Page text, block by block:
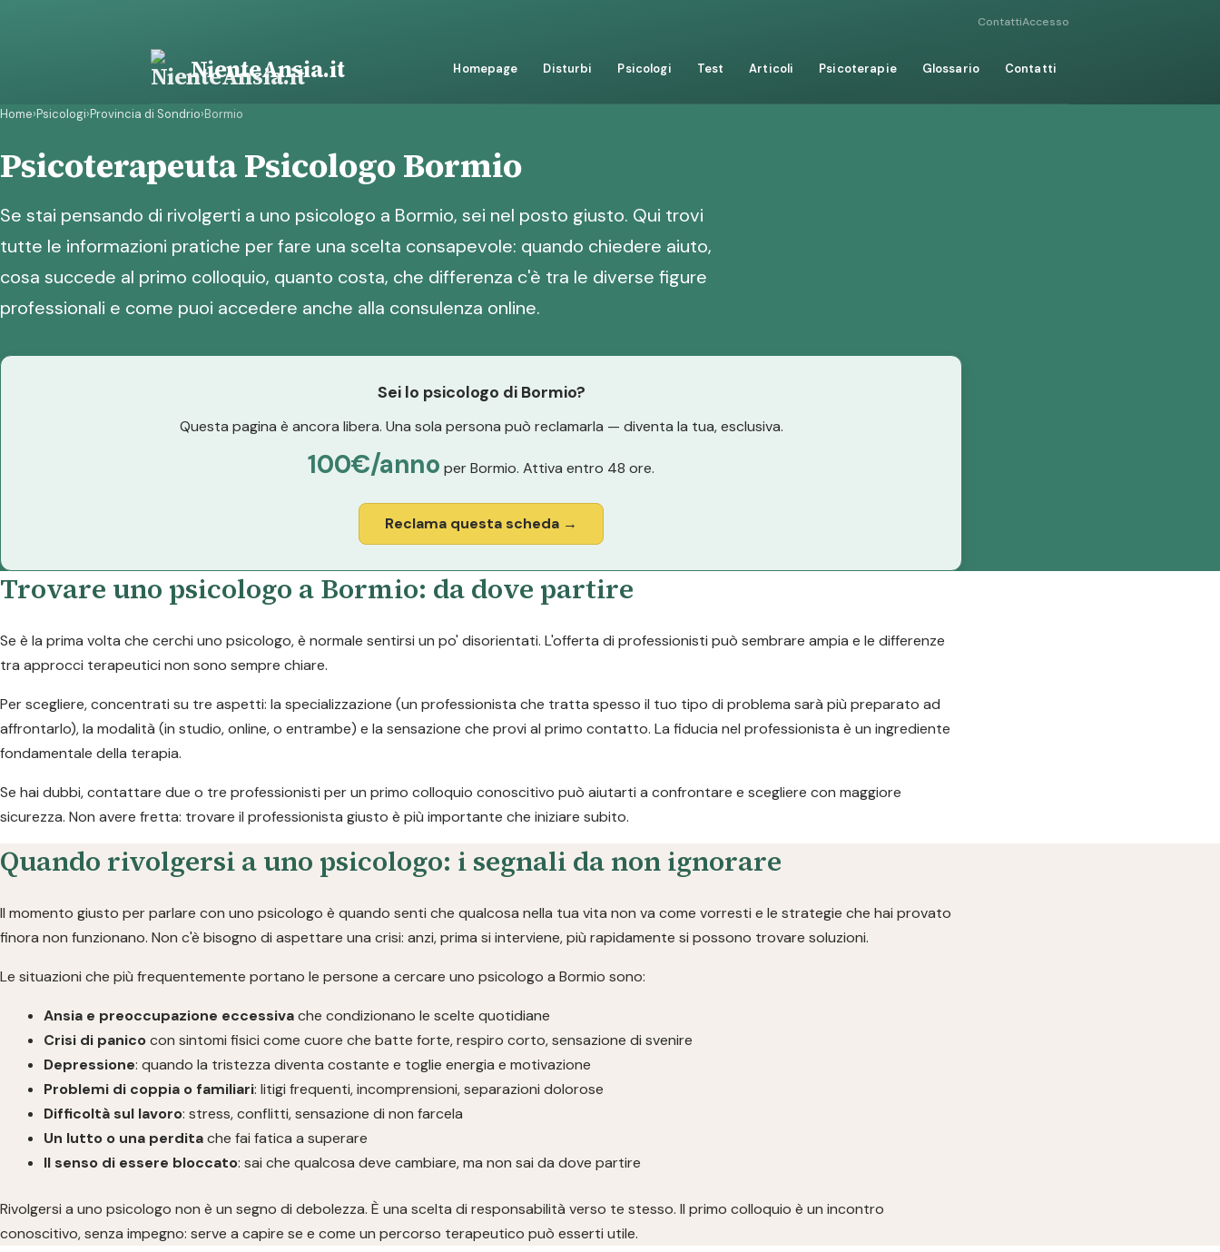
ContattiAccesso
NienteAnsia.it Homepage Disturbi Psicologi Test Articoli Psicoterapie Glossario Contatti
Home›Psicologi›Provincia di Sondrio›Bormio
Psicoterapeuta Psicologo Bormio
Se stai pensando di rivolgerti a uno psicologo a Bormio, sei nel posto giusto. Qui trovi
tutte le informazioni pratiche per fare una scelta consapevole: quando chiedere aiuto,
cosa succede al primo colloquio, quanto costa, che differenza c'è tra le diverse figure
professionali e come puoi accedere anche alla consulenza online.
Sei lo psicologo di Bormio?
Questa pagina è ancora libera. Una sola persona può reclamarla — diventa la tua, esclusiva.
100€/anno per Bormio. Attiva entro 48 ore.
Reclama questa scheda →
Trovare uno psicologo a Bormio: da dove partire
Se è la prima volta che cerchi uno psicologo, è normale sentirsi un po' disorientati. L'offerta di professionisti può sembrare ampia e le differenze
tra approcci terapeutici non sono sempre chiare.
Per scegliere, concentrati su tre aspetti: la specializzazione (un professionista che tratta spesso il tuo tipo di problema sarà più preparato ad
affrontarlo), la modalità (in studio, online, o entrambe) e la sensazione che provi al primo contatto. La fiducia nel professionista è un ingrediente
fondamentale della terapia.
Se hai dubbi, contattare due o tre professionisti per un primo colloquio conoscitivo può aiutarti a confrontare e scegliere con maggiore
sicurezza. Non avere fretta: trovare il professionista giusto è più importante che iniziare subito.
Quando rivolgersi a uno psicologo: i segnali da non ignorare
Il momento giusto per parlare con uno psicologo è quando senti che qualcosa nella tua vita non va come vorresti e le strategie che hai provato
finora non funzionano. Non c'è bisogno di aspettare una crisi: anzi, prima si interviene, più rapidamente si possono trovare soluzioni.
Le situazioni che più frequentemente portano le persone a cercare uno psicologo a Bormio sono:
Ansia e preoccupazione eccessivache condizionano le scelte quotidiane
Crisi di panicocon sintomi fisici come cuore che batte forte, respiro corto, sensazione di svenire
Depressione: quando la tristezza diventa costante e toglie energia e motivazione
Problemi di coppia o familiari: litigi frequenti, incomprensioni, separazioni dolorose
Difficoltà sul lavoro: stress, conflitti, sensazione di non farcela
Un lutto o una perditache fai fatica a superare
Il senso di essere bloccato: sai che qualcosa deve cambiare, ma non sai da dove partire
Rivolgersi a uno psicologo non è un segno di debolezza. È una scelta di responsabilità verso te stesso. Il primo colloquio è un incontro
conoscitivo, senza impegno: serve a capire se e come un percorso terapeutico può esserti utile.